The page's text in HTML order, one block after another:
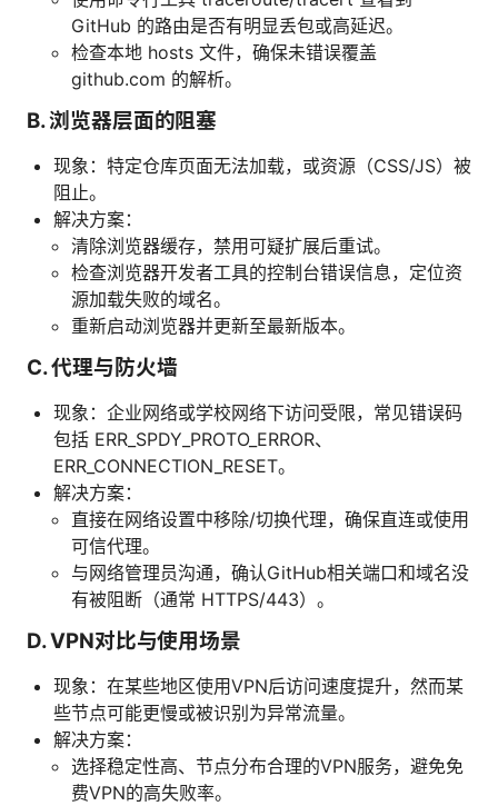
GitHub 的路由是否有明显丢包或高延迟。
检查本地 hosts 文件，确保未错误覆盖
github.com 的解析。
B. 浏览器层面的阻塞
现象：特定仓库页面无法加载，或资源（CSS/JS）被
阻止。
解决方案：
清除浏览器缓存，禁用可疑扩展后重试。
检查浏览器开发者工具的控制台错误信息，定位资
源加载失败的域名。
重新启动浏览器并更新至最新版本。
C. 代理与防火墙
现象：企业网络或学校网络下访问受限，常见错误码
包括 ERR_SPDY_PROTO_ERROR、
ERR_CONNECTION_RESET。
解决方案：
直接在网络设置中移除/切换代理，确保直连或使用
可信代理。
与网络管理员沟通，确认GitHub相关端口和域名没
有被阻断（通常 HTTPS/443）。
D. VPN对比与使用场景
现象：在某些地区使用VPN后访问速度提升，然而某
些节点可能更慢或被识别为异常流量。
解决方案：
选择稳定性高、节点分布合理的VPN服务，避免免
费VPN的高失败率。